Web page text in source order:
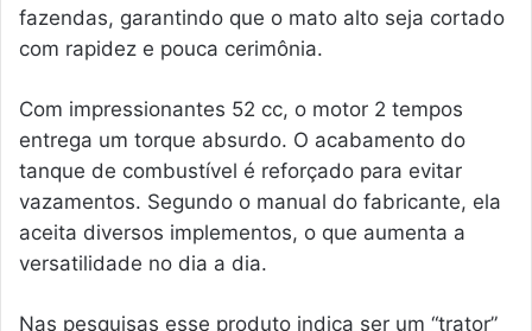
fazendas, garantindo que o mato alto seja cortado
com rapidez e pouca cerimônia.
Com impressionantes 52 cc, o motor 2 tempos
entrega um torque absurdo. O acabamento do
tanque de combustível é reforçado para evitar
vazamentos. Segundo o manual do fabricante, ela
aceita diversos implementos, o que aumenta a
versatilidade no dia a dia.
Nas pesquisas esse produto indica ser um “trator”